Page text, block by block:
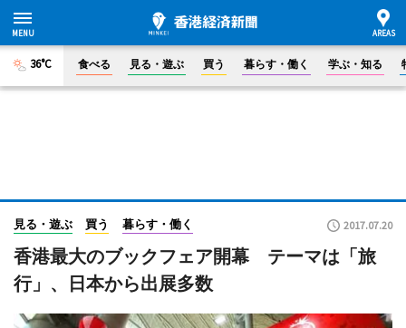
36°C 食べる 見る・遊ぶ 買う 暮らす・働く 学ぶ・知る
見る・遊ぶ 買う 暮らす・働く 2017.07.20
香港最大のブックフェア開幕 テーマは「旅
行」、日本から出展多数